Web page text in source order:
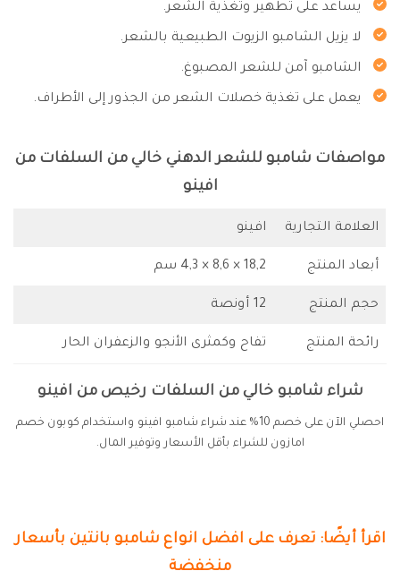
يساعد على تطهير وتغذية الشعر.
لا يزيل الشامبو الزيوت الطبيعية بالشعر.
الشامبو آمن للشعر المصبوغ.
يعمل على تغذية خصلات الشعر من الجذور إلى الأطراف.
مواصفات شامبو للشعر الدهني خالي من السلفات من
افينو
العلامة التجارية افينو
أبعاد المنتج 18,2 × 8,6 × 4,3 سم
حجم المنتج 12 أونصة
رائحة المنتج تفاح وكمثرى الأنجو والزعفران الحار
شراء شامبو خالي من السلفات رخيص من افينو
احصلي الآن على خصم 10% عند شراء شامبو افينو واستخدام كوبون خصم
امازون للشراء بأقل الأسعار وتوفير المال.
اقرأ أيضًا: تعرف على افضل انواع شامبو بانتين بأسعار